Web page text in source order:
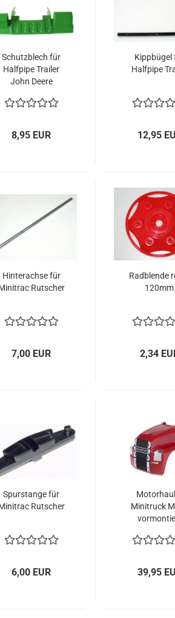
Schutzblech für
Halfpipe Trailer
John Deere
8,95 EUR
Kippbügel
Halfpipe
12,95
Hinterachse für
Rutscher
7,00 EUR
Radblende
120mm
2,34
Spurstange für
Rutscher
6,00 EUR
Minitruck
39,95